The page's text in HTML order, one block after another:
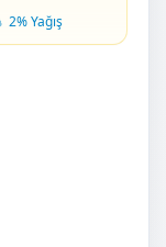
2% Yağış